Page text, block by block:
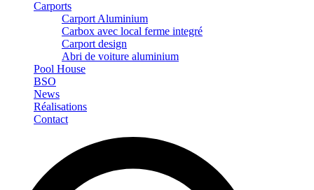
Carports
Carport Aluminium
Carbox avec local ferme integré
Carport design
Abri de voiture aluminium
Pool House
BSO
News
Réalisations
Contact